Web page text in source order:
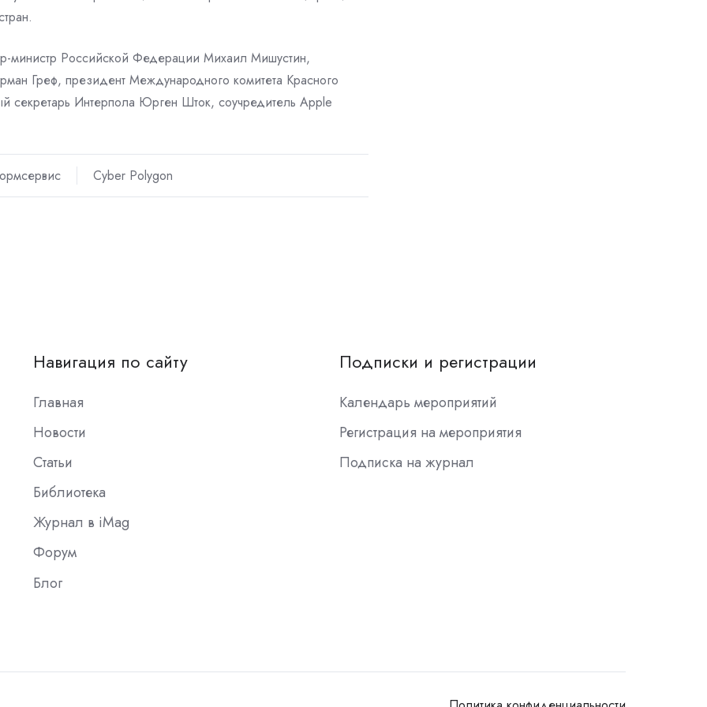
министр Российской Федерации Михаил Мишустин,
Греф, президент Международного комитета Красного
секретарь Интерпола Юрген Шток, соучредитель Apple
Cyber Polygon
Навигация по сайту
Главная
Новости
Статьи
Библиотека
Журнал в iMag
Форум
Блог
Подписки и регистрации
Календарь мероприятий
Регистрация на мероприятия
Подписка на журнал